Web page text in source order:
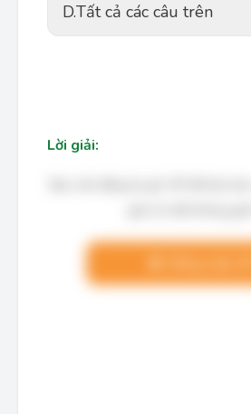
D.Tất cả các câu trên
Lời giải: